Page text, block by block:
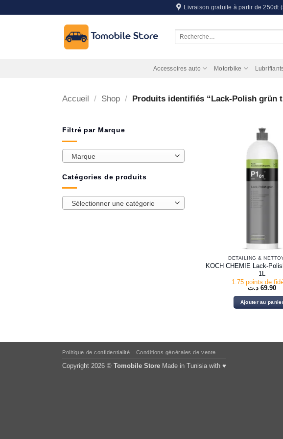
au
Livraison gratuite à partir de 250dt
Accessoires auto Motorbike
Accueil / Shop / Produits identifiés “Lack-Polish grün
Filtré par Marque
Marque
Catégories de produits
Sélectionner une catégorie
DETAILING &
KOCH CHEMIE Lack-
1L
1.75 points de
69.90 د.ت
Ajouter au
Politique de confidentialité Conditions générales de vente
Copyright 2026 © Tomobile Store Made in Tunisia with ♥